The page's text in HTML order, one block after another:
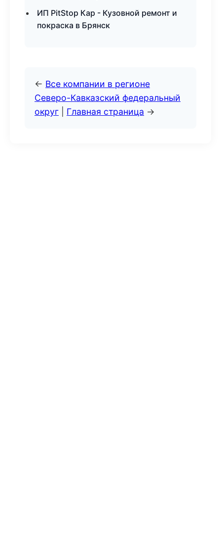
ИП PitStop Кар - Кузовной ремонт и
покраска в Брянск
← Все компании в регионе
Северо-Кавказский федеральный
округ
Главная страница →